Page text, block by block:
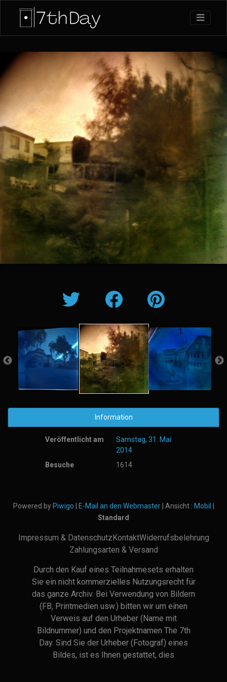
Information
Veröffentlicht am
Samstag, 31. Mai
2014
Besuche
1614
Powered by Piwigo E-Mail an den Webmaster| Ansicht : Mobil
Standard
Impressum & DatenschutzKontaktWiderrufsbelehrung
Zahlungsarten & Versand
Durch den Kauf eines Teilnahmesets erhalten
Sie ein nicht kommerzielles Nutzungsrecht für
das ganze Archiv. Bei Verwendung von Bildern
(FB, Printmedien usw.) bitten wir um einen
Verweis auf den Urheber (Name mit
Bildnummer) und den Projektnamen The 7th
Day. Sind Sie der Urheber (Fotograf) eines
Bildes, ist es Ihnen gestattet, dies